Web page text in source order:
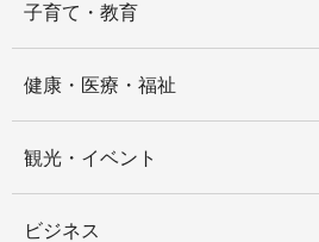
子育て・教育
健康・医療・福祉
観光・イベント
ビジネス